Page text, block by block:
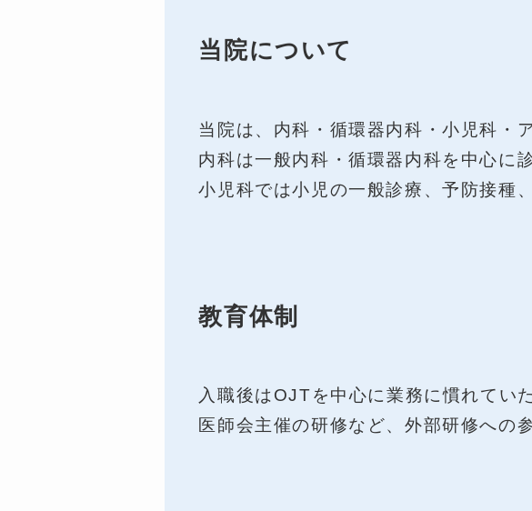
当院について
当院は、内科・循環器内科・小児科・
内科は一般内科・循環器内科を中心に
小児科では小児の一般診療、予防接種
教育体制
入職後はOJTを中心に業務に慣れてい
医師会主催の研修など、外部研修への